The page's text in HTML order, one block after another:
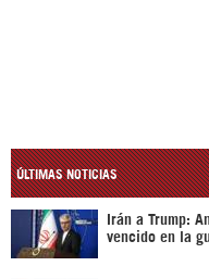
ÚLTIMAS NOTICIAS
Irán a Trump:
vencido en la